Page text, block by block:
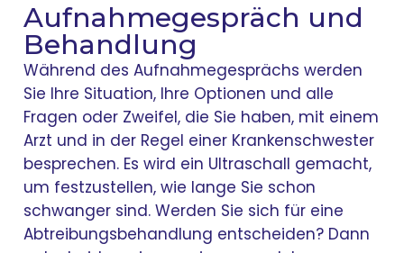
Aufnahmegespräch und
Behandlung
Während des Aufnahmegesprächs werden
Sie Ihre Situation, Ihre Optionen und alle
Fragen oder Zweifel, die Sie haben, mit einem
Arzt und in der Regel einer Krankenschwester
besprechen. Es wird ein Ultraschall gemacht,
um festzustellen, wie lange Sie schon
schwanger sind. Werden Sie sich für eine
Abtreibungsbehandlung entscheiden? Dann